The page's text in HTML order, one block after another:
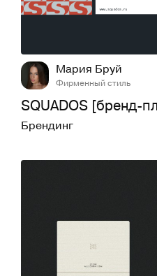
Мария Бруй
Фирменный стиль
Брендинг